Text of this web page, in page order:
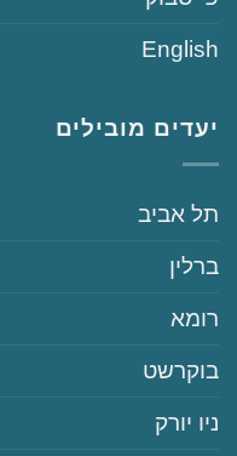
English
יעדים מובילים
‏תל אביב
‏ברלין
‏רומא
‏בוקרשט
‏ניו יורק